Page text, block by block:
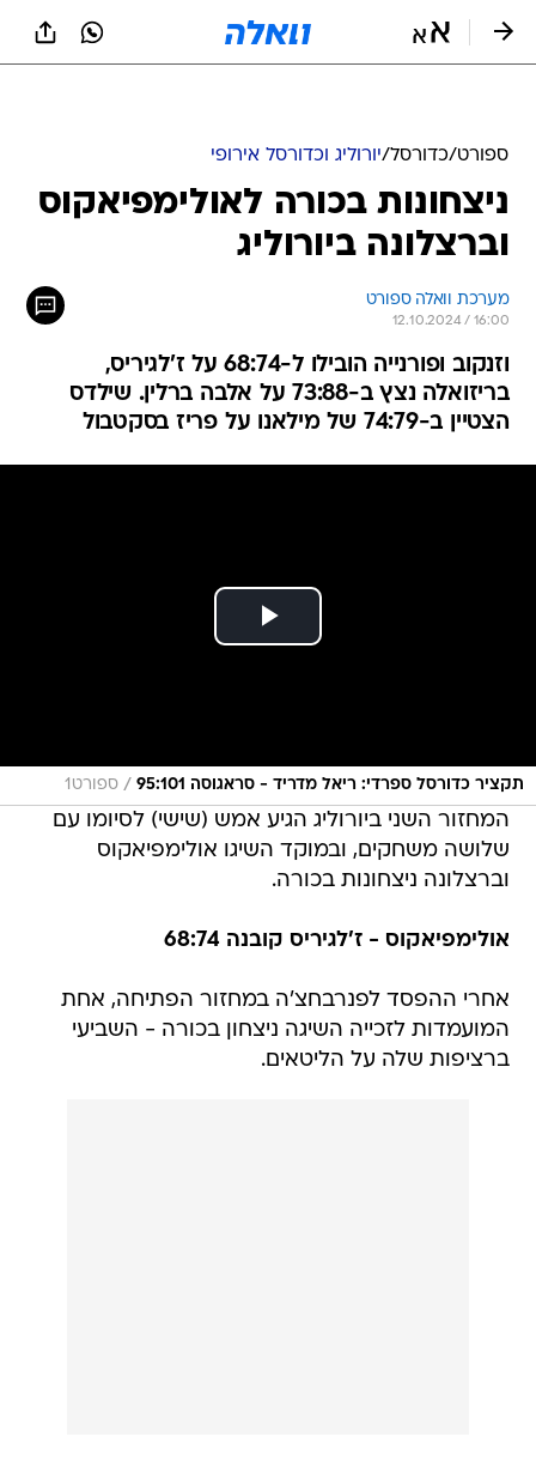
ספורט/כדורסל/יורוליג וכדורסל אירופי
ניצחונות בכורה לאולימפיאקוס
וברצלונה ביורוליג
מערכת וואלה ספורט
12.10.2024 / 16:00
וזנקוב ופורנייה הובילו ל-68:74 על ז'לגיריס,
בריזואלה נצץ ב-73:88 על אלבה ברלין. שילדס
הצטיין ב-74:79 של מילאנו על פריז בסקטבול
תקציר כדורסל ספרדי: ריאל מדריד - סראגוסה 95:101 / ספורט1
המחזור השני ביורוליג הגיע אמש (שישי) לסיומו עם
שלושה משחקים, ובמוקד השיגו אולימפיאקוס
וברצלונה ניצחונות בכורה.
אולימפיאקוס - ז'לגיריס קובנה 68:74
אחרי ההפסד לפנרבחצ'ה במחזור הפתיחה, אחת
המועמדות לזכייה השיגה ניצחון בכורה - השביעי
ברציפות שלה על הליטאים.